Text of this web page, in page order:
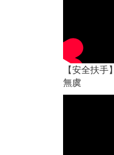
【安全扶
無虞